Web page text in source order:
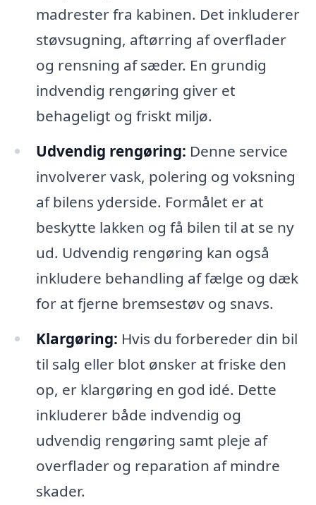
madrester fra kabinen. Det inkluderer
støvsugning, aftørring af overflader
og rensning af sæder. En grundig
indvendig rengøring giver et
behageligt og friskt miljø.
Udvendig rengøring: Denne service
involverer vask, polering og voksning
af bilens yderside. Formålet er at
beskytte lakken og få bilen til at se ny
ud. Udvendig rengøring kan også
inkludere behandling af fælge og dæk
for at fjerne bremsestøv og snavs.
Klargøring: Hvis du forbereder din bil
til salg eller blot ønsker at friske den
op, er klargøring en god idé. Dette
inkluderer både indvendig og
udvendig rengøring samt pleje af
overflader og reparation af mindre
skader.